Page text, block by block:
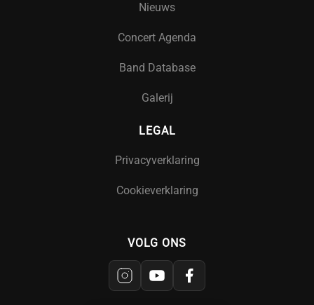
Nieuws
Concert Agenda
Band Database
Galerij
LEGAL
Privacyverklaring
Cookieverklaring
VOLG ONS